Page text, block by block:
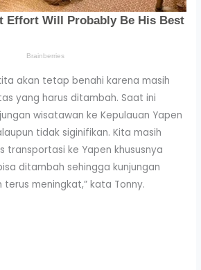
akan tetap benahi karena masih
yang harus ditambah. Saat ini
wisatawan ke Kepulauan Yapen
tidak siginifikan. Kita masih
transportasi ke Yapen khususnya
ditambah sehingga kunjungan
meningkat,” kata Tonny.